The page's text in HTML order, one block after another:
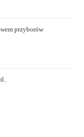
przyborów